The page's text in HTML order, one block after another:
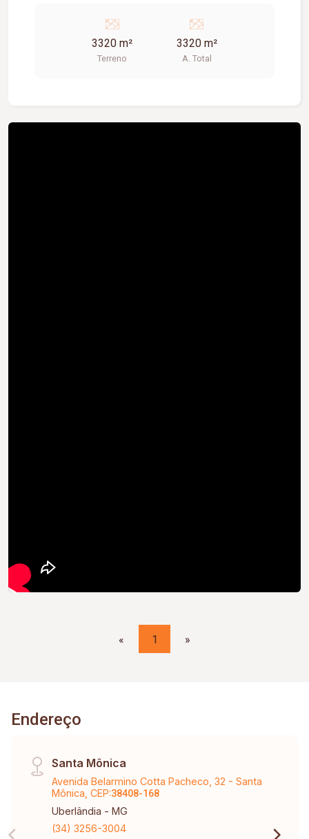
3320 m²
Terreno
3320 m²
A. Total
« 1 »
Endereço
Santa Mônica
Avenida Belarmino Cotta Pacheco, 32 - Santa
Mônica, CEP:38408-168
Uberlândia - MG
(34) 3256-3004